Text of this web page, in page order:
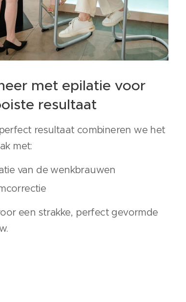
met epilatie voor
resultaat
resultaat combineren we het
met:
van de wenkbrauwen
een strakke, perfect gevormde